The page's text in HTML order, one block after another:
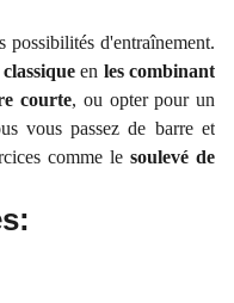
d'entraînement.
en les combinant
courte, ou opter pour un
vous passez de barre et
comme le soulevé de